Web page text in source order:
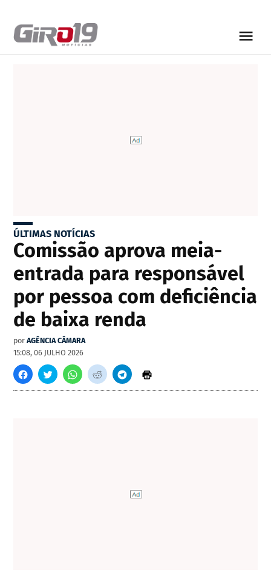
ÚLTIMAS NOTÍCIAS
Comissão aprova meia-
entrada para responsável
por pessoa com deficiência
de baixa renda
por AGÊNCIA CÂMARA
15:08, 06 JULHO 2026